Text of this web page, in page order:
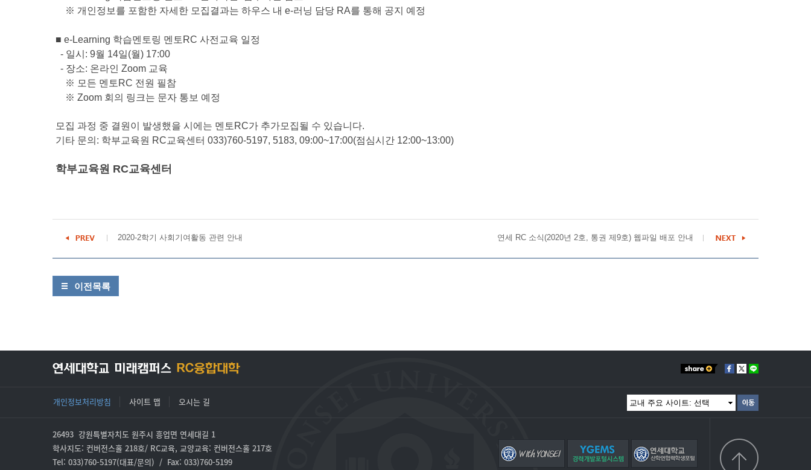
※ 개인정보를 포함한 자세한 모집결과는 하우스 내 e-러닝 담당 RA를 통해 공지 예정
■ e-Learning 학습멘토링 멘토RC 사전교육 일정
- 일시: 9월 14일(월) 17:00
- 장소: 온라인 Zoom 교육
※ 모든 멘토RC 전원 필참
※ Zoom 회의 링크는 문자 통보 예정
모집 과정 중 결원이 발생했을 시에는 멘토RC가 추가모집될 수 있습니다.
기타 문의: 학부교육원 RC교육센터 033)760-5197, 5183, 09:00~17:00(점심시간 12:00~13:00)
학부교육원 RC교육센터
2020-2학기 사회기여활동 관련 안내 연세 RC 소식(2020년 2호, 통권 제9호) 웹파일 배포 안내
이전목록
개인정보처리방침 사이트 맵 오시는 길
26493 강원특별자치도 원주시 흥업면 연세대길 1
학사지도: 컨버전스홀 218호/ RC교육, 교양교육: 컨버전스홀 217호
Tel: 033)760-5197(대표/문의) / Fax: 033)760-5199